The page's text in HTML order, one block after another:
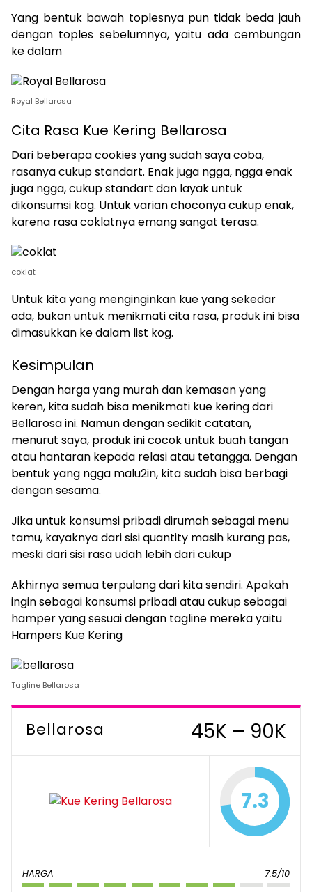
Yang bentuk bawah toplesnya pun tidak beda jauh
dengan toples sebelumnya, yaitu ada cembungan
ke dalam
Royal Bellarosa
Cita Rasa Kue Kering Bellarosa
Dari beberapa cookies yang sudah saya coba,
rasanya cukup standart. Enak juga ngga, ngga enak
juga ngga, cukup standart dan layak untuk
dikonsumsi kog. Untuk varian choconya cukup enak,
karena rasa coklatnya emang sangat terasa.
coklat
Untuk kita yang menginginkan kue yang sekedar
ada, bukan untuk menikmati cita rasa, produk ini bisa
dimasukkan ke dalam list kog.
Kesimpulan
Dengan harga yang murah dan kemasan yang
keren, kita sudah bisa menikmati kue kering dari
Bellarosa ini. Namun dengan sedikit catatan,
menurut saya, produk ini cocok untuk buah tangan
atau hantaran kepada relasi atau tetangga. Dengan
bentuk yang ngga malu2in, kita sudah bisa berbagi
dengan sesama.
Jika untuk konsumsi pribadi dirumah sebagai menu
tamu, kayaknya dari sisi quantity masih kurang pas,
meski dari sisi rasa udah lebih dari cukup
Akhirnya semua terpulang dari kita sendiri. Apakah
ingin sebagai konsumsi pribadi atau cukup sebagai
hamper yang sesuai dengan tagline mereka yaitu
Hampers Kue Kering
Tagline Bellarosa
Bellarosa 45K – 90K
7.3
HARGA 7.5/10